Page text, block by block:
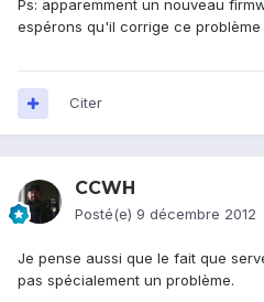
Ps: apparemment un nouveau
espérons qu'il corrige ce problème
Citer
CCWH
Posté(e) 9 décembre 2012
Je pense aussi que le fait que
pas spécialement un problème.